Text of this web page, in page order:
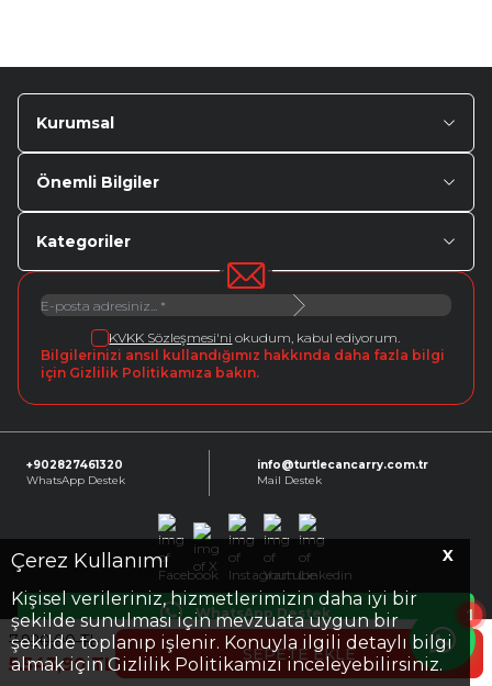
1
X
Çerez Kullanımı
Kişisel verileriniz, hizmetlerimizin daha iyi bir
şekilde sunulması için mevzuata uygun bir
şekilde toplanıp işlenir. Konuyla ilgili detaylı bilgi
almak için Gizlilik Politikamızı inceleyebilirsiniz.
7.920,00TL
5.543,90TL SEPETE EKLE
Kurumsal
Önemli Bilgiler
Kategoriler
KVKK Sözleşmesi'ni okudum, kabul ediyorum.
Bilgilerinizi ansıl kullandığımız hakkında daha fazla bilgi
için Gizlilik Politikamıza bakın.
+902827461320
WhatsApp Destek
info@turtlecancarry.com.tr
Mail Destek
Facebook
X InstagramYoutube
WhatsApp Destek